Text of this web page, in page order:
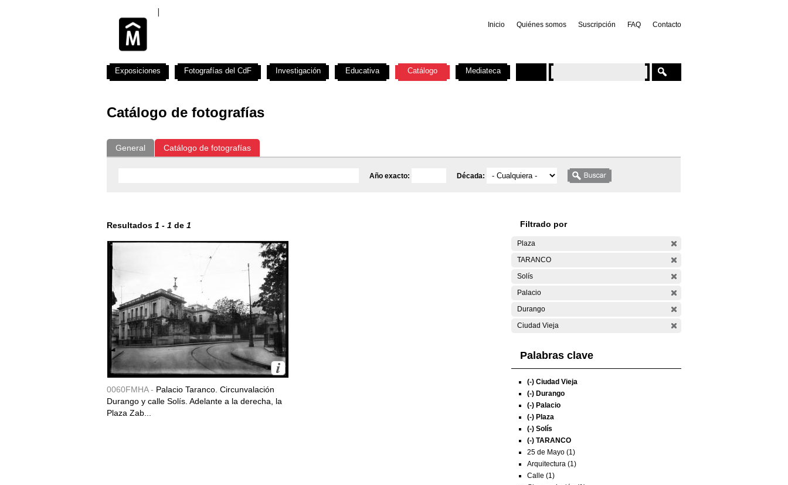
Inicio Quiénes somos Suscripción FAQ Contacto
Catálogo de fotografías
General Catálogo de fotografías
Año exacto: Década:
Resultados 1 - 1 de 1
0060FMHA - Palacio Taranco. Circunvalación
Durango y calle Solís. Adelante a la derecha, la
Plaza Zab...
Filtrado por
Plaza
TARANCO
Solís
Palacio
Durango
Ciudad Vieja
Palabras clave
(-) Ciudad Vieja
(-) Durango
(-) Palacio
(-) Plaza
(-) Solís
(-) TARANCO
25 de Mayo (1)
Arquitectura (1)
Calle (1)
Exposiciones Fotografías del CdF Investigación Educativa Catálogo Mediateca